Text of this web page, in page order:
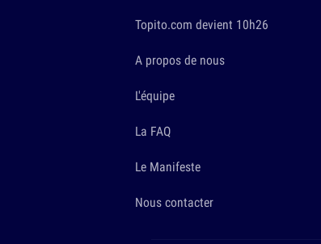
Topito.com devient 10h26
A propos de nous
L'équipe
La FAQ
Le Manifeste
Nous contacter